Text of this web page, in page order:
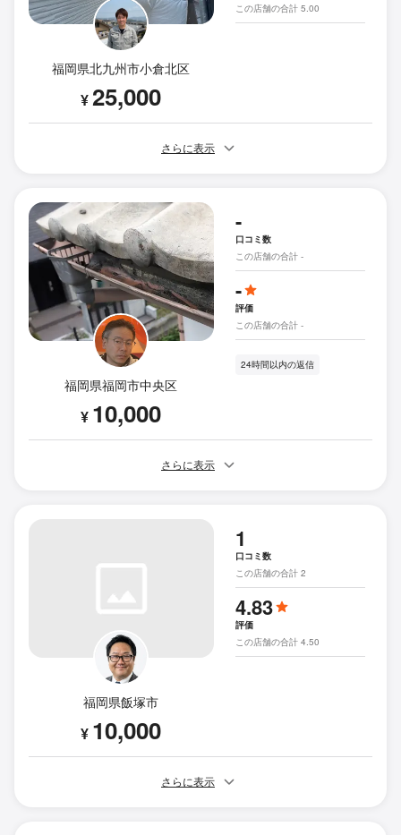
福岡県北九州市小倉北区
¥25,000
この店舗の合計 5.00
さらに表示
福岡県福岡市中央区
¥ 10,000
-
口コミ数
この店舗の合計 -
-
評価
この店舗の合計 -
24時間以内の返信
さらに表示
福岡県飯塚市
¥ 10,000
1
口コミ数
この店舗の合計 2
4.83
評価
この店舗の合計 4.50
さらに表示